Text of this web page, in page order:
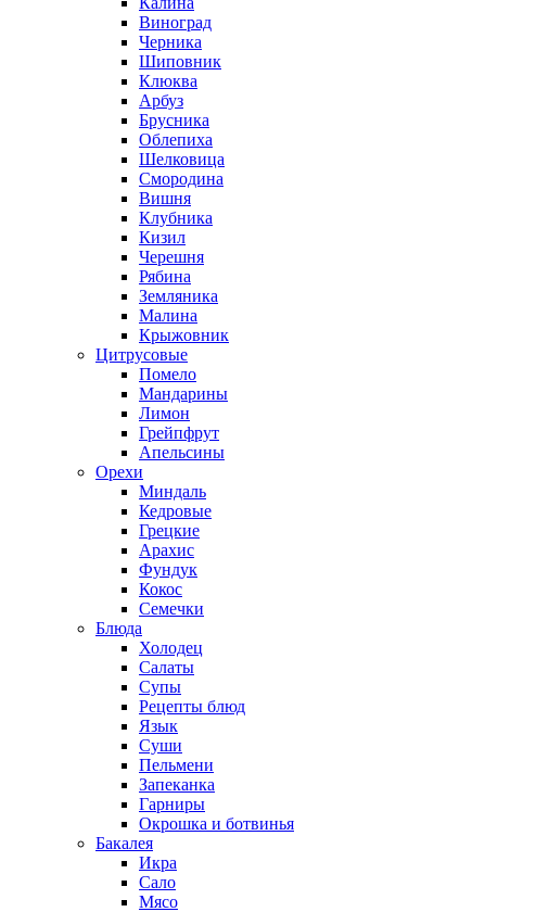
Виноград
Черника
Шиповник
Клюква
Арбуз
Брусника
Облепиха
Шелковица
Смородина
Вишня
Клубника
Кизил
Черешня
Рябина
Земляника
Малина
Крыжовник
Цитрусовые
Помело
Мандарины
Лимон
Грейпфрут
Апельсины
Орехи
Миндаль
Кедровые
Грецкие
Арахис
Фундук
Кокос
Семечки
Блюда
Холодец
Салаты
Супы
Рецепты блюд
Язык
Суши
Пельмени
Запеканка
Гарниры
Окрошка и ботвинья
Бакалея
Икра
Сало
Мясо